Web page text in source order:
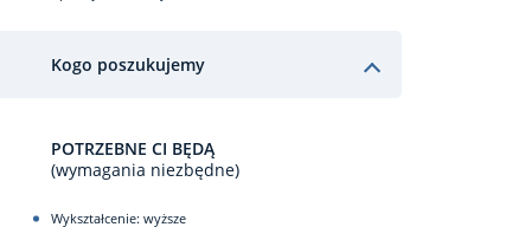
Kogo poszukujemy
POTRZEBNE CI BĘDĄ
(wymagania niezbędne)
Wykształcenie: wyższe